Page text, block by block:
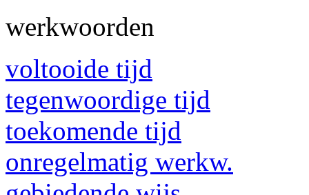
werkwoorden
voltooide tijd
tegenwoordige tijd
toekomende tijd
onregelmatig werkw.